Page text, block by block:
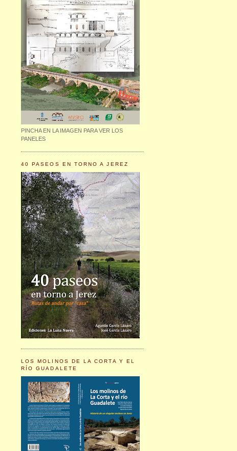
PINCHA EN LA IMAGEN PARA VER LOS
PANELES
40 PASEOS EN TORNO A JEREZ
LOS MOLINOS DE LA CORTA Y EL
RÍO GUADALETE